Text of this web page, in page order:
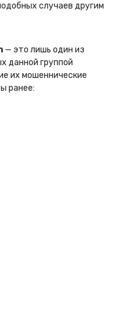
случаев другим
— это лишь один из
данной группой
их мошеннические
ранее: